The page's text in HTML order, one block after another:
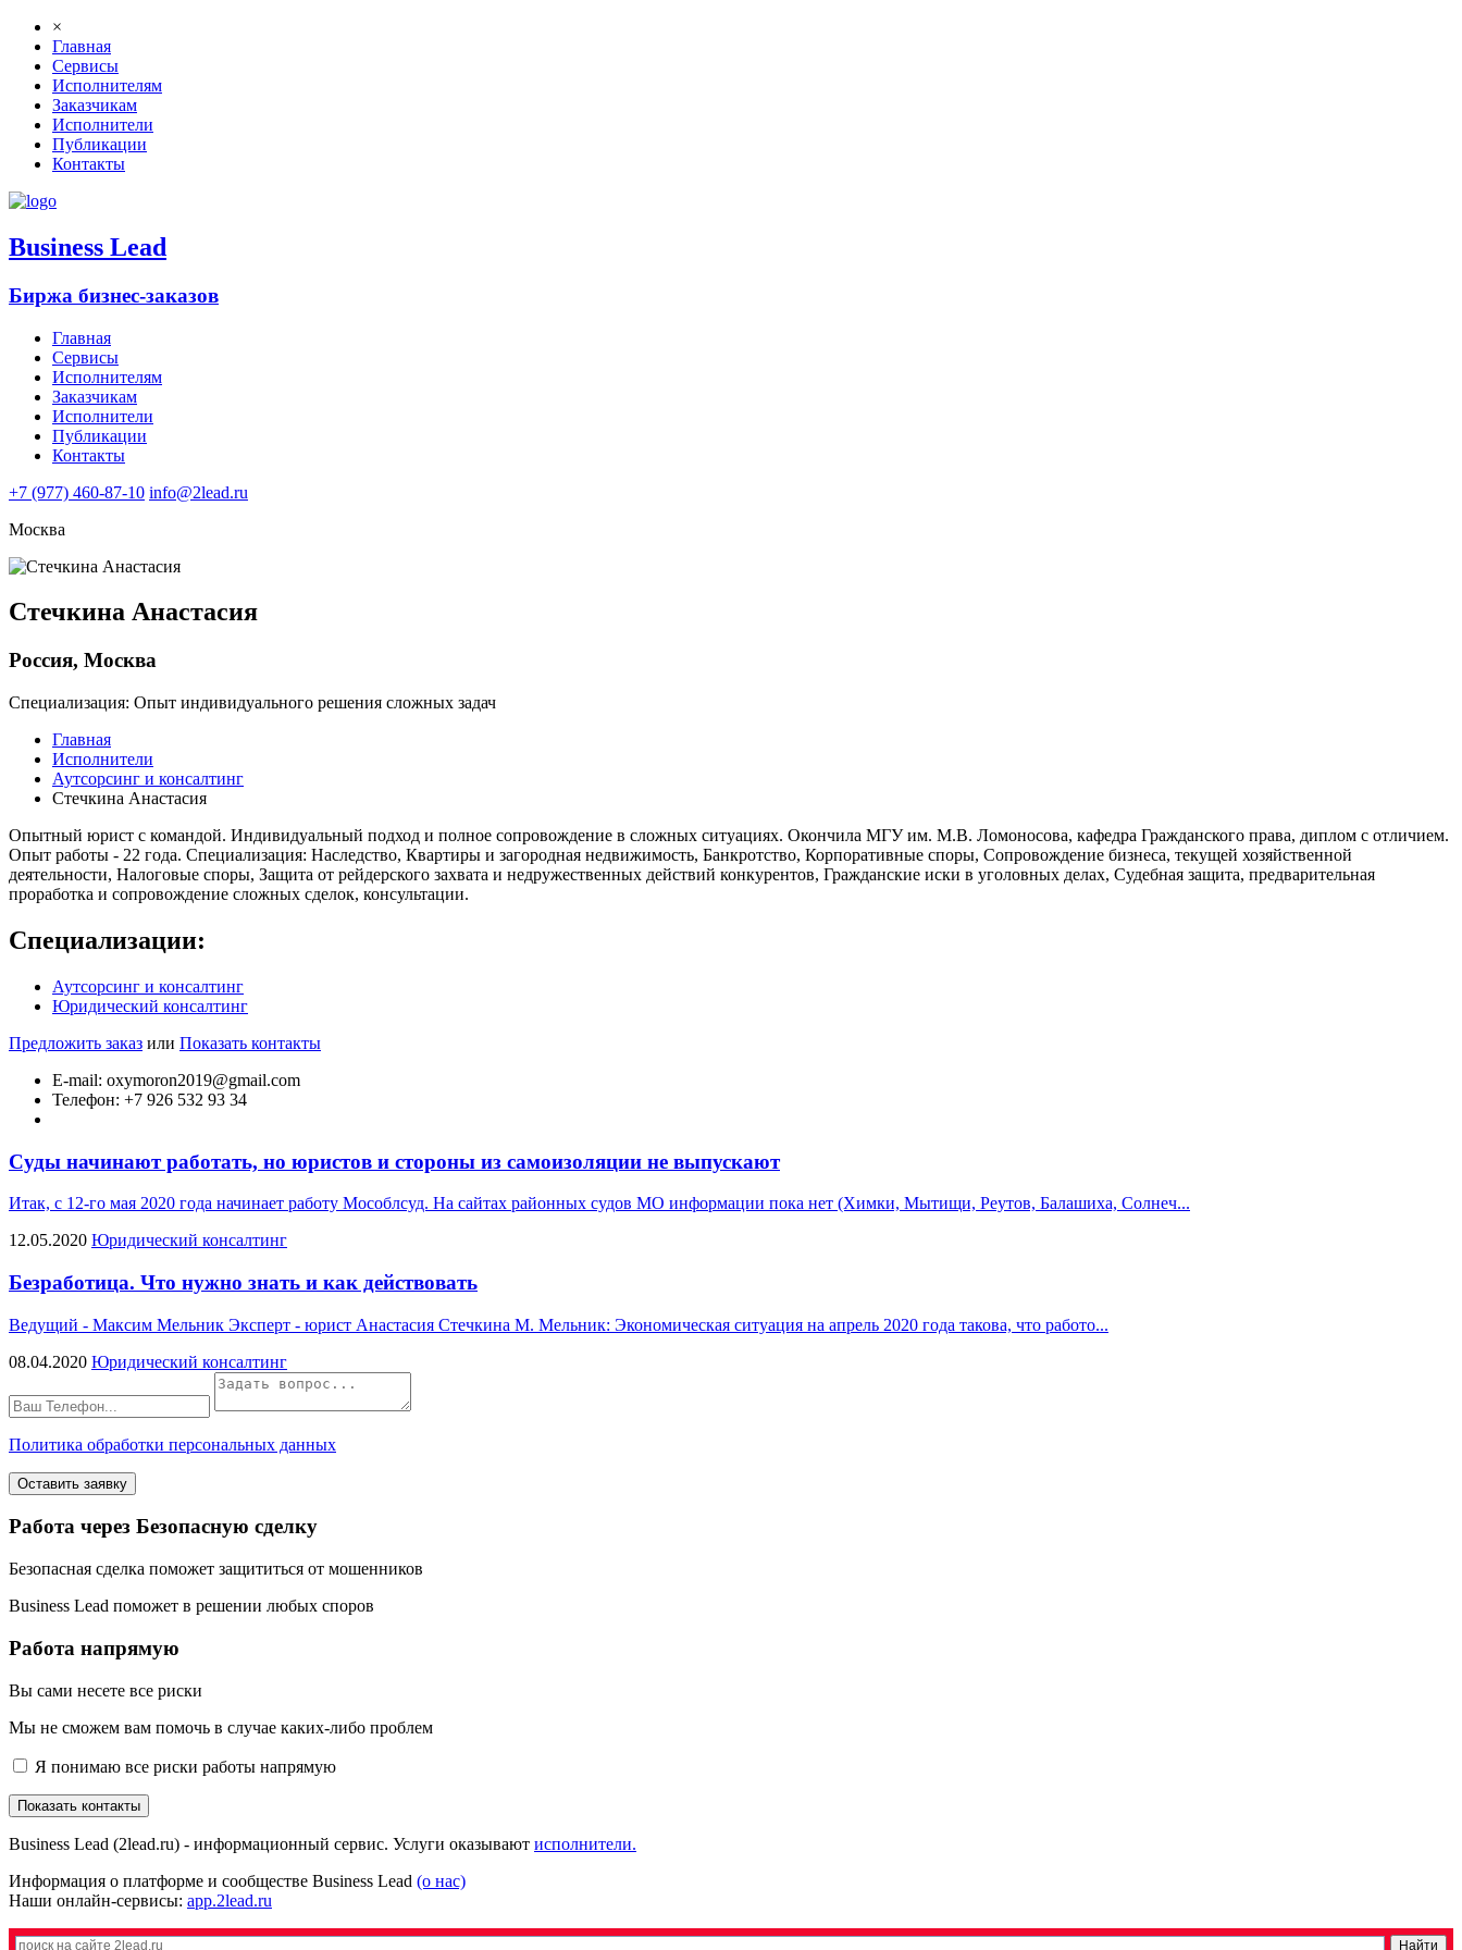
×
Главная
Сервисы
Исполнителям
Заказчикам
Исполнители
Публикации
Контакты
Business Lead
Биржа бизнес-заказов
Главная
Сервисы
Исполнителям
Заказчикам
Исполнители
Публикации
Контакты
+7 (977) 460-87-10 info@2lead.ru
Москва
Стечкина Анастасия
Россия, Москва
Специализация: Опыт индивидуального решения сложных задач
Главная
Исполнители
Аутсорсинг и консалтинг
Стечкина Анастасия
Опытный юрист с командой. Индивидуальный подход и полное сопровождение в сложных ситуациях. Окончила МГУ им. М.В. Ломоносова, кафедра Гражданского права, диплом с отличием.
Опыт работы - 22 года. Специализация: Наследство, Квартиры и загородная недвижимость, Банкротство, Корпоративные споры, Сопровождение бизнеса, текущей хозяйственной
деятельности, Налоговые споры, Защита от рейдерского захвата и недружественных действий конкурентов, Гражданские иски в уголовных делах, Судебная защита, предварительная
проработка и сопровождение сложных сделок, консультации.
Cпециализации:
Аутсорсинг и консалтинг
Юридический консалтинг
Предложить заказ или Показать контакты
E-mail: oxymoron2019@gmail.com
Телефон: +7 926 532 93 34
Суды начинают работать, но юристов и стороны из самоизоляции не выпускают
Итак, с 12-го мая 2020 года начинает работу Мособлсуд. На сайтах районных судов МО информации пока нет (Химки, Мытищи, Реутов, Балашиха, Солнеч...
12.05.2020 Юридический консалтинг
Безработица. Что нужно знать и как действовать
Ведущий - Максим Мельник Эксперт - юрист Анастасия Стечкина М. Мельник: Экономическая ситуация на апрель 2020 года такова, что работо...
08.04.2020 Юридический консалтинг
Политика обработки персональных данных
Оставить заявку
Работа через Безопасную сделку
Безопасная сделка поможет защититься от мошенников
Business Lead поможет в решении любых споров
Работа напрямую
Вы сами несете все риски
Мы не сможем вам помочь в случае каких-либо проблем
Я понимаю все риски работы напрямую
Показать контакты
Business Lead (2lead.ru) - информационный сервис. Услуги оказывают исполнители.
Информация о платформе и сообществе Business Lead (о нас)
Наши онлайн-сервисы: app.2lead.ru